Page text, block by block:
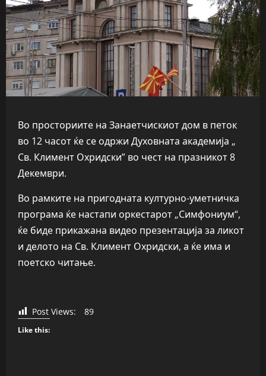
Во просториите на Занаетчискиот дом в петок
во 12 часот ќе се одржи Духовната академија „
Св. Климент Охридски” во чест на празникот 8
Декември.
Во рамките на пригодната културно-уметничка
програма ќе настапи оркестарот „Симфониум“,
ќе биде прикажана видео презентација за ликот
и делото на Св. Климент Охридски, а ќе има и
поетско читање.
Post Views: 89
Like this: